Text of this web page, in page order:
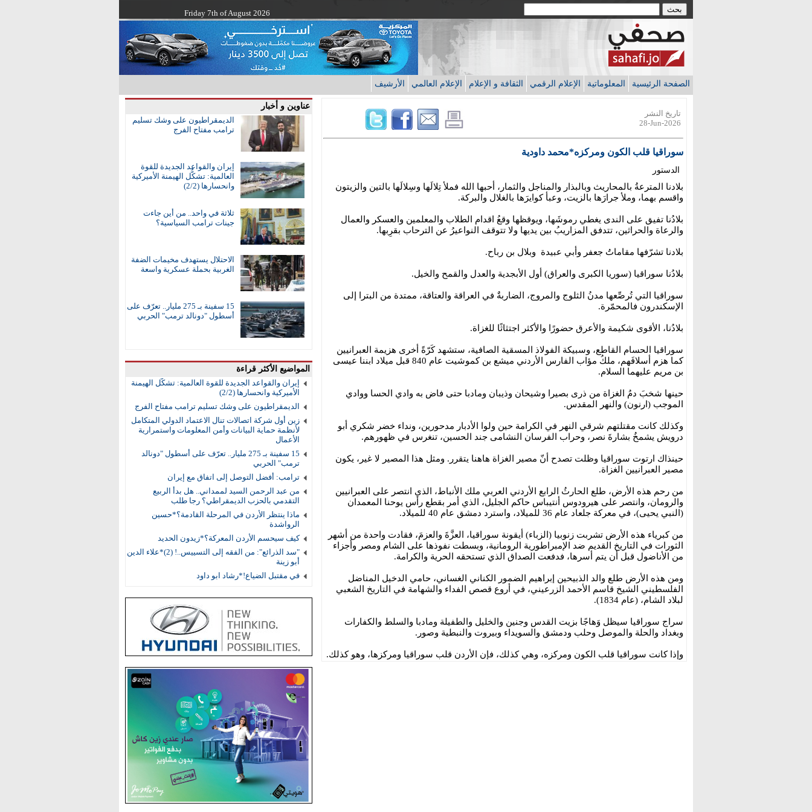
Friday 7th of August 2026
الصفحة الرئيسية المعلوماتية الإعلام الرقمي الثقافة و الإعلام الإعلام العالمي الأرشيف
عناوين و أخبار
الديمقراطيون على وشك تسليم
ترامب مفتاح الفرج
إيران والقواعد الجديدة للقوة
العالمية: تشكُّل الهيمنة الأميركية
وانحسارها (2/2)
ثلاثة في واحد.. من أين جاءت
جينات ترامب السياسية؟
الاحتلال يستهدف مخيمات الضفة
الغربية بحملة عسكرية واسعة
15 سفينة بـ 275 مليار.. تعرّف على
أسطول "دونالد ترمب" الحربي
المواضيع الأكثر قراءة
إيران والقواعد الجديدة للقوة العالمية: تشكُّل الهيمنة
الأميركية وانحسارها (2/2)
الديمقراطيون على وشك تسليم ترامب مفتاح الفرج
زين أول شركة اتصالات تنال الاعتماد الدولي المتكامل
لأنظمة حماية البيانات وأمن المعلومات واستمرارية
الأعمال
15 سفينة بـ 275 مليار.. تعرّف على أسطول "دونالد
ترمب" الحربي
ترامب: أفضل التوصل إلى اتفاق مع إيران
من عبد الرحمن السيد لممداني.. هل بدأ الربيع
التقدمي بالحزب الديمقراطي؟ رجا طلب
ماذا ينتظر الأردن في المرحلة القادمة؟*حسين
الرواشدة
كيف سيحسم الأردن المعركة؟*زيدون الحديد
"سد الذرائع": من الفقه إلى التسييس..! (2)*علاء الدين
أبو زينة
في مقتبل الضياع!*رشاد ابو داود
تاريخ النشر
28-Jun-2026
سوراقيا قلب الكون ومركزه*محمد داودية
الدستور
بلادنا المترعةُ بالمحاريث وبالبذار والمناجل والثمار، أحبها الله فملأ تِلالَها وسِلالَها بالتين والزيتون
واقسم بهما، وملأ جرارَها بالزيت، وعبأ كوايرَها بالغلال والبركة.
بلادُنا تفيق على الندى يغطي رموشَها، ويوقظها وقعُ اقدام الطلاب والمعلمين والعسكر والعمال
والرعاة والحراثين، تتدفق المزاريبُ بين يديها ولا تتوقف النواعيرُ عن الترحاب بقرِبها.
بلادنا تشرّفها مقاماتُ جعفر وأبي عبيدة وبلال بن رباح.
بلادُنا سوراقيا (سوريا الكبرى والعراق) أول الأبجدية والعدل والقمح والخيل.
سوراقيا التي تُرصِّعها مدنُ الثلوج والمروج، الضاربةٌ في العراقة والعتاقة، ممتدة من البترا إلى
الإسكندرون فالمحمّرة.
بلادُنا، الأقوى شكيمة والأعرق حضورًا والأكثر اجتثاثًا للغزاة.
سوراقيا الحسام القاطع، وسبيكة الفولاذ المسقية الصافية، ستشهد كَرّةً أخرى هزيمة العبرانيين
كما هزم أسلافَهم، ملكُ مؤاب الفارس الأردني ميشع بن كموشيت عام 840 قبل ميلاد ابننا عيسى
بن مريم عليهما السلام.
حينها شخبَ دمُ الغزاة من ذرى بصيرا وشيحان وذيبان ومادبا حتى فاض به وادي الحسا ووادي
الموجب (ارنون) والنهر المقدس.
وكذلك كانت مقتلتهم شرقي النهر في الكرامة حين ولوا الأدبار مدحورين، ونداء خضر شكري أبو
درويش يشمخُ بشارةَ نصر، وحراب الفرسان النشامى جند الحسين، تنغرس في ظهورهم.
حينذاك ارتوت سوراقيا وظلت تصدح أنّ مصير الغزاة هاهنا يتقرر. ومثل هذا المصير لا غير، يكون
مصير العبرانيين الغزاة.
من رحم هذه الأرض، طلع الحارثُ الرابع الأردني العربي ملك الأنباط، الذي انتصر على العبرانيين
والرومان، وانتصر على هيرودوس أنتيباس حاكم الجليل، الذي أمر بقطع رأس يوحنا المعمدان
(النبي يحيى)، في معركة جلعاد عام 36 للميلاد، واسترد دمشق عام 40 للميلاد.
من كبرياء هذه الأرض تشربت زنوبيا (الزباء) أيقونة سوراقيا، العزَّةَ والعزمَ، فقادت واحدة من أشهر
الثورات في التاريخ القديم ضد الإمبراطورية الرومانية، وبسطت نفوذها على الشام ومصر وأجزاء
من الأناضول قبل أن يتم أسرها، فدفعت الصداق الذي تستحقه الحرية والكرامة.
ومن هذه الأرض طلع والد الذبيحين إبراهيم الضمور الكناني الغساني، حامي الدخيل المناضل
الفلسطيني الشيخ قاسم الأحمد الزرعيني، في أروع قصص الفداء والشهامة في التاريخ الشعبي
لبلاد الشام، (عام 1834).
سراج سوراقيا سيظل وَهاجًا بزيت القدس وجنين والخليل والطفيلة ومادبا والسلط والكفارات
وبغداد والحلة والموصل وحلب ودمشق والسويداء وبيروت والنبطية وصور.
وإذا كانت سوراقيا قلب الكون ومركزه، وهي كذلك، فإن الأردن قلب سوراقيا ومركزها، وهو كذلك.